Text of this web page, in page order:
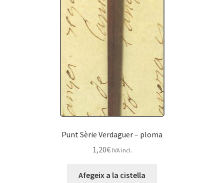
Punt Sèrie Verdaguer – ploma
1,20€ IVA incl.
Afegeix a la cistella